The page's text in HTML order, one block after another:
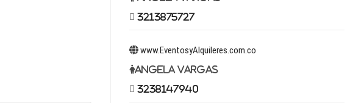
3213875727
www.EventosyAlquileres.com.co
Angela Vargas
3238147940